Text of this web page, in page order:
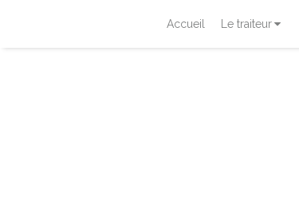
Accueil Le traiteur